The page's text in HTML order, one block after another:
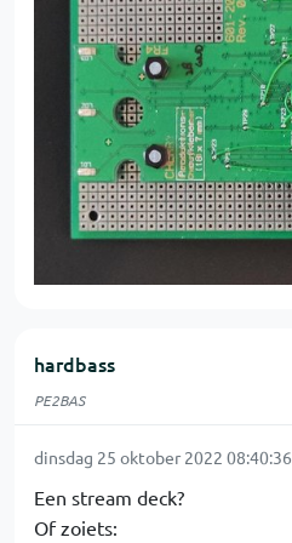
hardbass
PE2BAS
dinsdag 25 oktober 2022 08:40:36
Een stream deck?
Of zoiets: